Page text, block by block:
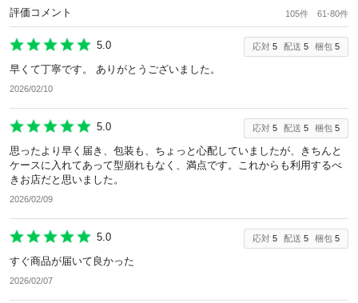
評価コメント 105件 61-80件
5.0 応対 5 配送 5 梱包 5
早くて丁寧です。 ありがとうございました。
2026/02/10
5.0 応対 5 配送 5 梱包 5
思ったより早く届き、包装も、ちょっと心配していましたが、きちんと
ケースに入れてあって型崩れもなく、満点です。これからも利用するべ
きお店だと思いました。
2026/02/09
5.0 応対 5 配送 5 梱包 5
すぐ商品が届いて良かった
2026/02/07